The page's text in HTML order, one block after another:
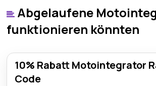
Abgelaufene
funktionieren könnten
10% Rabatt Motointegrator
Code